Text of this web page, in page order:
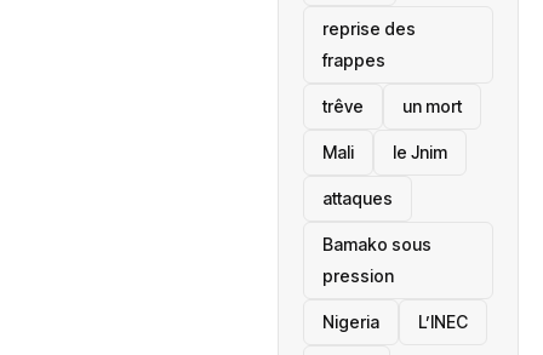
reprise des
frappes
trêve un mort
Mali le Jnim
attaques
Bamako sous
pression
‎Nigeria L’INEC